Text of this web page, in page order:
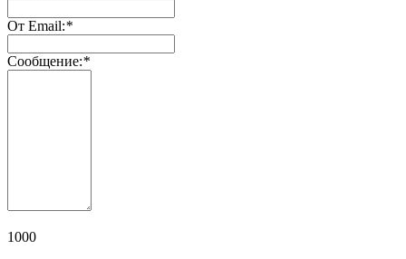
От Email:*
Сообщение:*
1000